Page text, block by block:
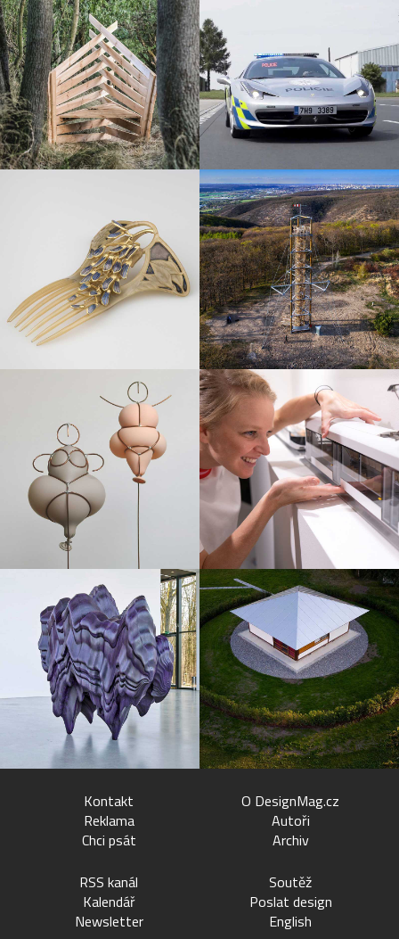
Kontakt
Reklama
Chci psát
O DesignMag.cz
Autoři
Archiv
RSS kanál
Kalendář
Newsletter
Soutěž
Poslat design
English